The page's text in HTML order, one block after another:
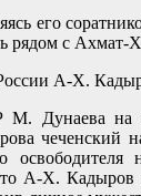
его
рядом с Ахмат-
А-Х.
Дунаева
чеченский
А-Х. Кадыров